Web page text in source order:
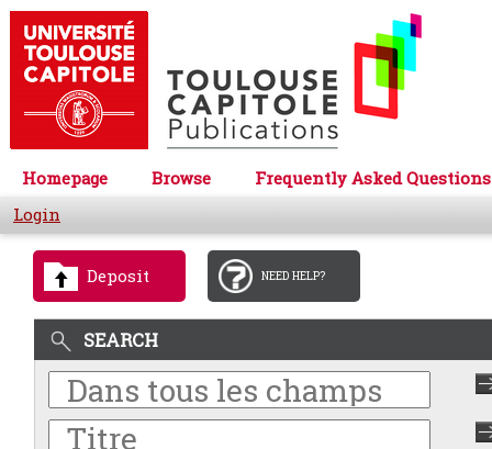
Homepage Browse
Frequently Asked Questions
Login
Deposit NEED HELP?
SEARCH